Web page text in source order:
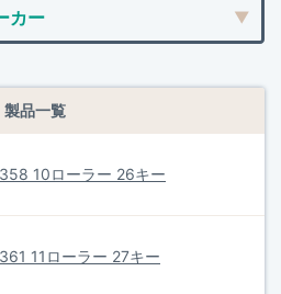
製品一覧
10ローラー 26キー
11ローラー 27キー